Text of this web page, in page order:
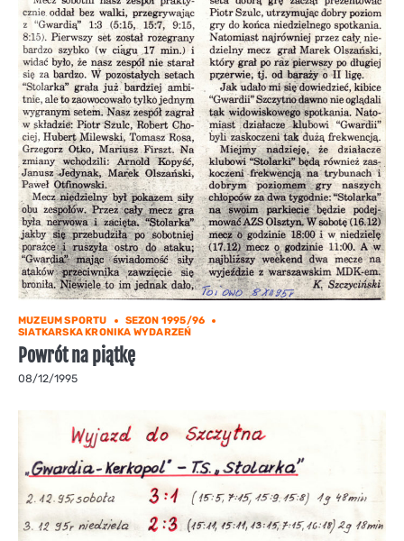
MUZEUM SPORTU
SEZON 1995/96
SIATKARSKA KRONIKA WYDARZEŃ
Powrót na piątkę
08/12/1995